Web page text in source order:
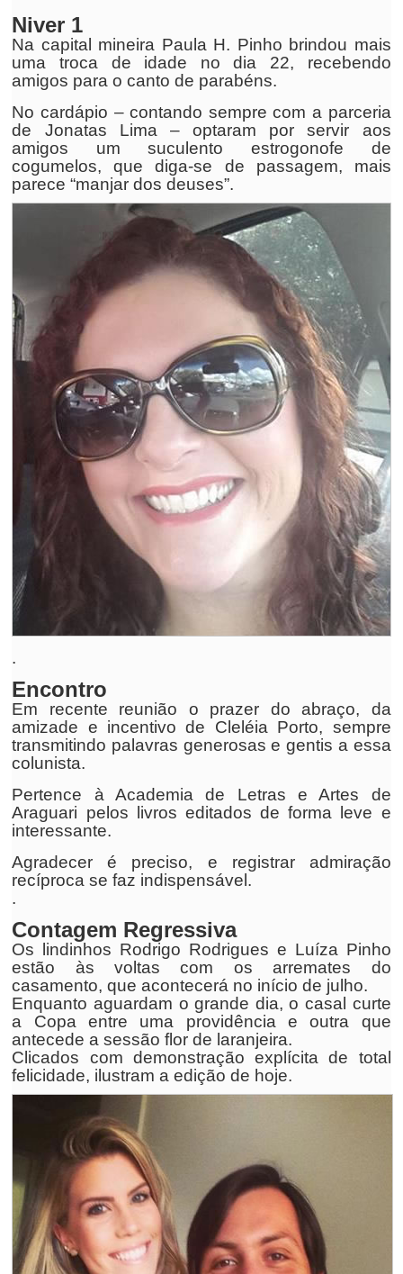
Niver 1
Na capital mineira Paula H. Pinho brindou mais
uma troca de idade no dia 22, recebendo
amigos para o canto de parabéns.
No cardápio – contando sempre com a parceria
de Jonatas Lima – optaram por servir aos
amigos um suculento estrogonofe de
cogumelos, que diga-se de passagem, mais
parece “manjar dos deuses”.
.
Encontro
Em recente reunião o prazer do abraço, da
amizade e incentivo de Cleléia Porto, sempre
transmitindo palavras generosas e gentis a essa
colunista.
Pertence à Academia de Letras e Artes de
Araguari pelos livros editados de forma leve e
interessante.
Agradecer é preciso, e registrar admiração
recíproca se faz indispensável.
.
Contagem Regressiva
Os lindinhos Rodrigo Rodrigues e Luíza Pinho
estão às voltas com os arremates do
casamento, que acontecerá no início de julho.
Enquanto aguardam o grande dia, o casal curte
a Copa entre uma providência e outra que
antecede a sessão flor de laranjeira.
Clicados com demonstração explícita de total
felicidade, ilustram a edição de hoje.